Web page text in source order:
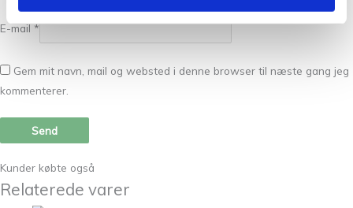
E-mail*
Gem mit navn, mail og websted i denne browser til næste gang jeg
kommenterer.
Kunder købte også
Relaterede varer